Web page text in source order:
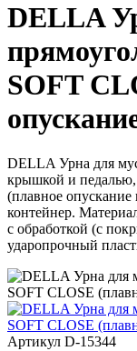
DELLA
SOFT
DELLA Урна для
крышкой и педалью,
(плавное
контейнер.
с обработкой (с
ударопрочный
Артикул D-15344